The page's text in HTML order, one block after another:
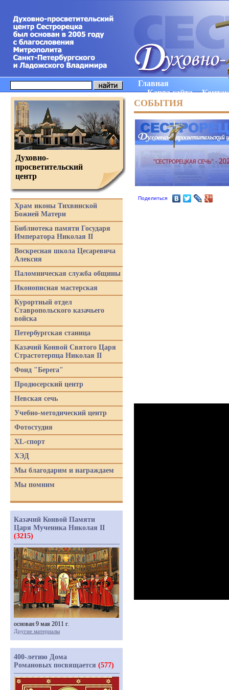
Главная
Карта сайта
СОБЫТИЯ
Поделиться
Духовно-
просветительский
центр
Храм иконы Тихвинской
Божией Матери
Библиотека памяти Государя
Императора Николая II
Воскресная школа Цесаревича
Алексия
Паломническая служба общины
Иконописная мастерская
Курортный отдел
Ставропольского казачьего
войска
Петербургская станица
Казачий Конвой Святого Царя
Страстотерпца Николая II
Фонд "Берега"
Продюсерский центр
Невская сечь
Учебно-методический центр
Фотостудия
XL-спорт
ХЭД
Мы благодарим и награждаем
Мы помним
Казачий Конвой Памяти
Царя Мученика Николая II
(3215)
основан 9 мая 2011 г.
Другие материалы
400-летию Дома
Романовых посвящается (577)